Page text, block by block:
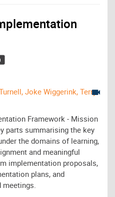
Joke Wiggerink, Terry
Framework - Mission
parts summarising the key
the domains of learning,
and meaningful
implementation proposals,
plans, and